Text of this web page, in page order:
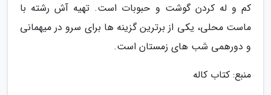
کم و له کردن گوشت و حبوبات است. تهیه آش رشته با
ماست محلی، یکی از برترین گزینه ها برای سرو در میهمانی
و دورهمی شب های زمستان است.
منبع: کتاب کاله